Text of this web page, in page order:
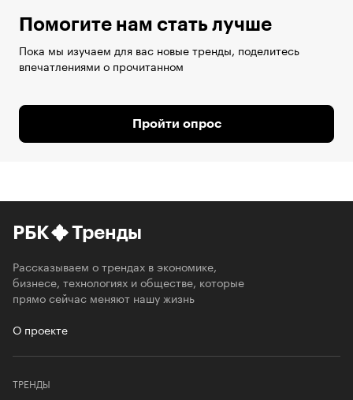
Помогите нам стать лучше
Пока мы изучаем для вас новые тренды, поделитесь
впечатлениями о прочитанном
Пройти опрос
РБК Тренды
Рассказываем о трендах в экономике,
бизнесе, технологиях и обществе, которые
прямо сейчас меняют нашу жизнь
О проекте
ТРЕНДЫ